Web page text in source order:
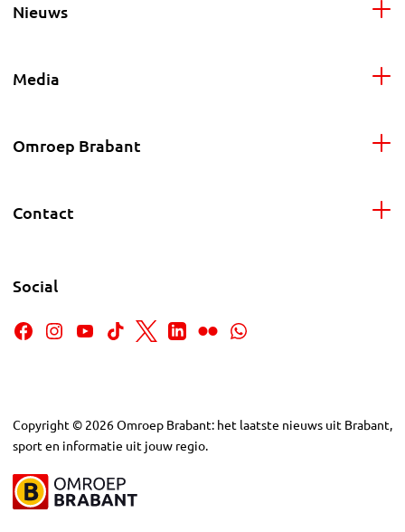
Nieuws
Media
Omroep Brabant
Contact
Social
Copyright © 2026Omroep Brabant: het laatste nieuws uit Brabant,
sport en informatie uit jouw regio.